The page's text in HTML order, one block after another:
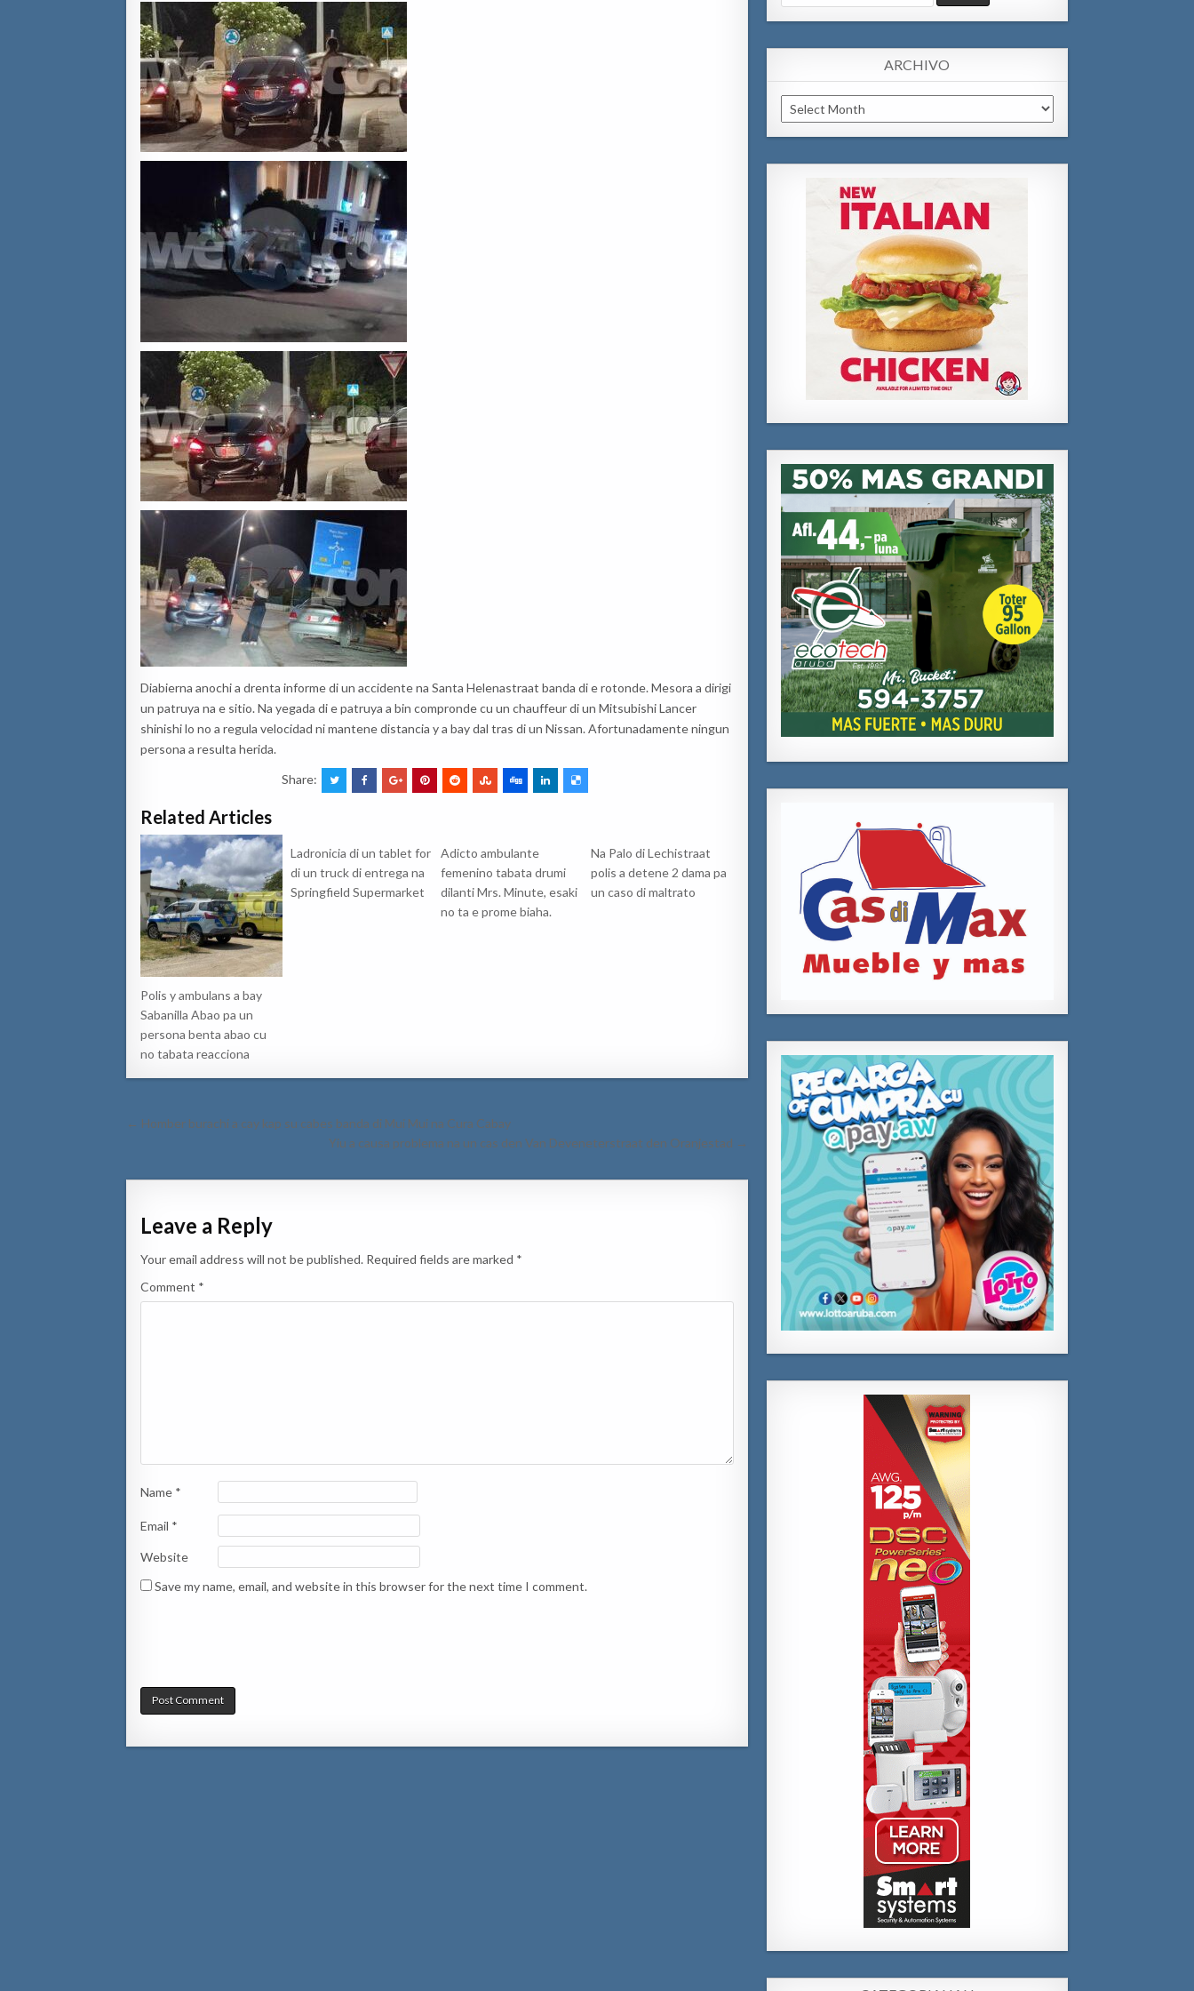
Diabierna anochi a drenta informe di un accidente na Santa Helenastraat banda di e rotonde. Mesora a dirigi
un patruya na e sitio. Na yegada di e patruya a bin compronde cu un chauffeur di un Mitsubishi Lancer
shinishi lo no a regula velocidad ni mantene distancia y a bay dal tras di un Nissan. Afortunadamente ningun
persona a resulta herida.
Share:
Related Articles
Polis y ambulans a bay
Sabanilla Abao pa un
persona benta abao cu
no tabata reacciona
Ladronicia di un tablet for
di un truck di entrega na
Springfield Supermarket
Adicto ambulante
femenino tabata drumi
dilanti Mrs. Minute, esaki
no ta e prome biaha.
Na Palo di Lechistraat
polis a detene 2 dama pa
un caso di maltrato
Post
← Homber burachi a cay kap su cabes banda di Mui Mui na Cura Cabay
Yiu a causa problema na un cas den Van Deveneterstraat den Oranjestad →
Leave a Reply
Your email address will not be published. Required fields are marked *
Comment *
Name *
Email *
Website
Save my name, email, and website in this browser for the next time I comment.
for:
ARCHIVO
Archivo